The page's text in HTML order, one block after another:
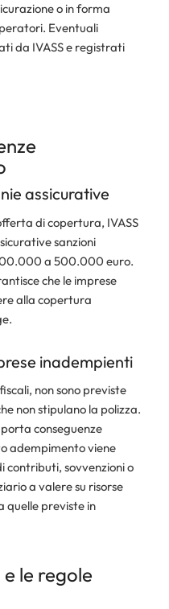
o in forma
Eventuali
da IVASS e registrati
assicurative
di copertura, IVASS
sanzioni
a 500.000 euro.
che le imprese
alla copertura
inadempienti
non sono previste
non stipulano la polizza.
conseguenze
adempimento viene
contributi, sovvenzioni o
a valere su risorse
quelle previste in
le regole